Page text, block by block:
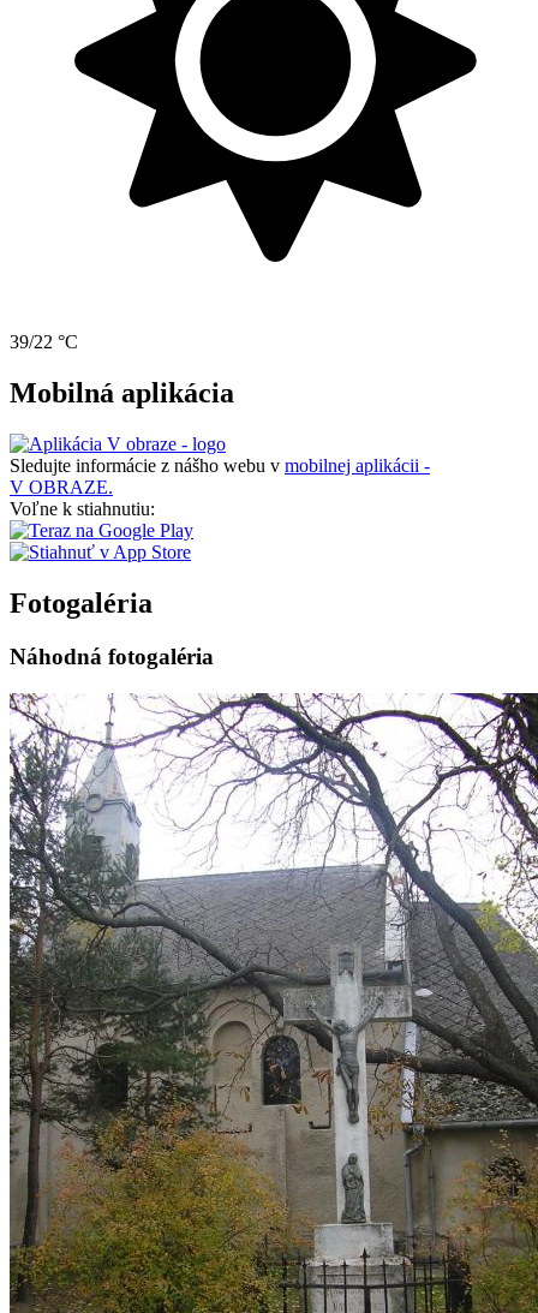
39/22 °C
Mobilná aplikácia
Sledujte informácie z nášho webu v mobilnej aplikácii -
V OBRAZE.
Voľne k stiahnutiu:
Fotogaléria
Náhodná fotogaléria